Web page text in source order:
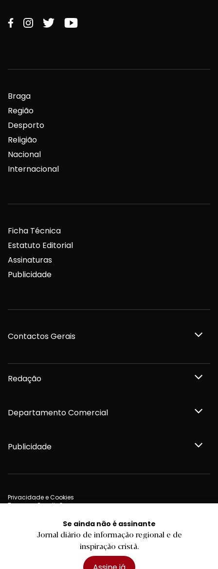
Se ainda não é assinante
Jornal diário de informação regional e de
inspiração cristã.
Braga
Região
Desporto
Religião
Nacional
Internacional
Ficha Técnica
Estatuto Editorial
Assinaturas
Publicidade
Contactos Gerais
Redação
Departamento Comercial
Publicidade
Privacidade e Cookies
Termos e Condições
Política de Confidencialidade
for tomorrow byLKCOM
2026 Diário do Minho, Lda. © Todos os direitos reservados